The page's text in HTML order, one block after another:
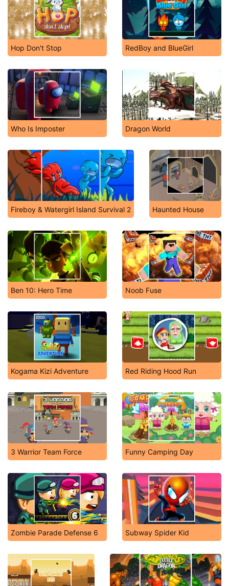
Hop Don't Stop RedBoy and BlueGirl
Who Is Imposter Dragon World
Fireboy & Watergirl Island Survival 2 Haunted House
Ben 10: Hero Time Noob Fuse
Kogama Kizi Adventure Red Riding Hood Run
3 Warrior Team Force Funny Camping Day
Zombie Parade Defense 6 Subway Spider Kid